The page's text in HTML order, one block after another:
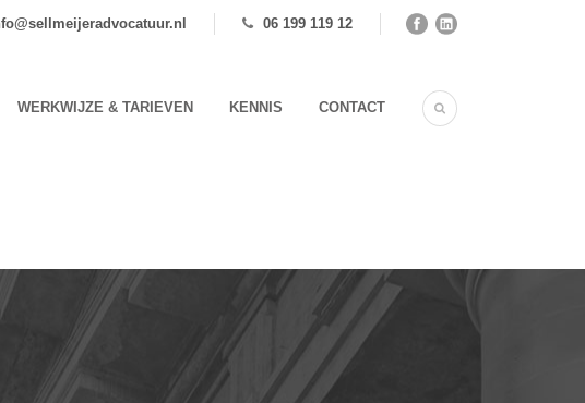
06 199 119 12
WERKWIJZE & TARIEVEN KENNIS CONTACT